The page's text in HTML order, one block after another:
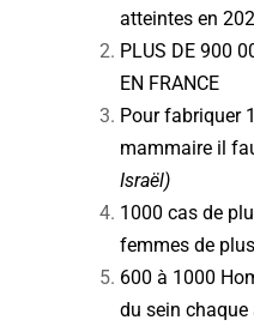
atteintes en
PLUS DE 900
EN FRANCE
Pour fabriquer
mammaire il
Israël)
1000 cas de
femmes de
600 à 1000
du sein chaque